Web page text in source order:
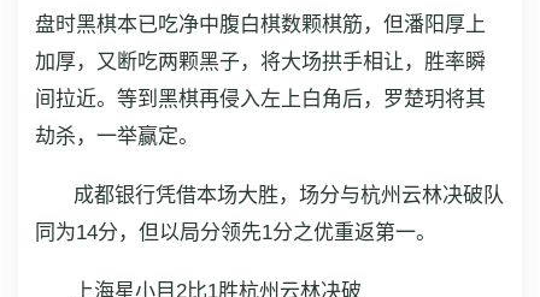
盘时黑棋本已吃净中腹白棋数颗棋筋，但潘阳厚上
加厚，又断吃两颗黑子，将大场拱手相让，胜率瞬
间拉近。等到黑棋再侵入左上白角后，罗楚玥将其
劫杀，一举赢定。
成都银行凭借本场大胜，场分与杭州云林决破队
同为14分，但以局分领先1分之优重返第一。
上海星小目2比1胜杭州云林决破